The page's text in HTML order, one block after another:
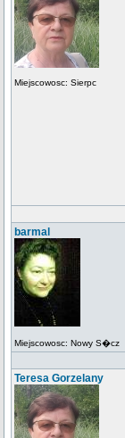
Miejscowosc: Sierpc
barmal
Miejscowosc: Nowy S�cz
Teresa Gorzelany